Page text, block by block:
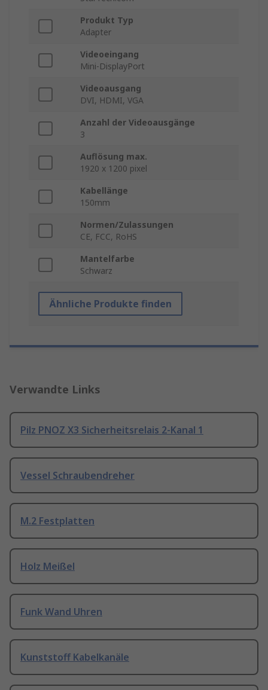
Produkt Typ
Adapter
Videoeingang
Mini-DisplayPort
Videoausgang
DVI, HDMI, VGA
Anzahl der Videoausgänge
3
Auflösung max.
1920 x 1200 pixel
Kabellänge
150mm
Normen/Zulassungen
CE, FCC, RoHS
Mantelfarbe
Schwarz
Ähnliche Produkte finden
Verwandte Links
Pilz PNOZ X3 Sicherheitsrelais 2-Kanal 1
Vessel Schraubendreher
M.2 Festplatten
Holz Meißel
Funk Wand Uhren
Kunststoff Kabelkanäle